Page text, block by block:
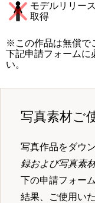
モデルリリー
取得
※この作品は無償で
下記申請フォームに
い。
写真素材ご
写真作品をダウ
録および写真素
下の申請フォー
結果、ご使用い